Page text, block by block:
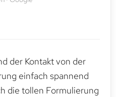
der Kontakt von der
einfach spannend
die tollen Formulierung